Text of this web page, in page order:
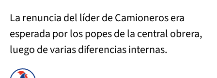
La renuncia del líder de Camioneros era
esperada por los popes de la central obrera,
luego de varias diferencias internas.